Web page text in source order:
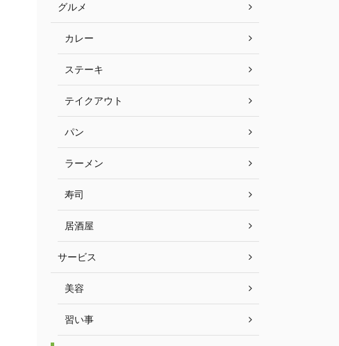
グルメ
カレー
ステーキ
テイクアウト
パン
ラーメン
寿司
居酒屋
サービス
美容
習い事